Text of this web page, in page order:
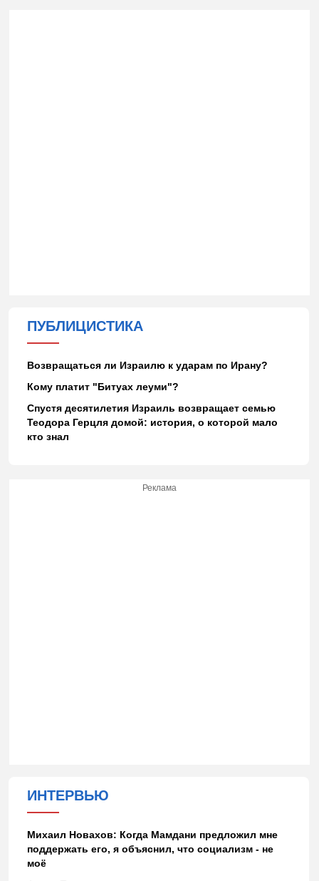
ПУБЛИЦИСТИКА
Возвращаться ли Израилю к ударам по Ирану?
Кому платит "Битуах леуми"?
Спустя десятилетия Израиль возвращает семью
Теодора Герцля домой: история, о которой мало
кто знал
Реклама
ИНТЕРВЬЮ
Михаил Новахов: Когда Мамдани предложил мне
поддержать его, я объяснил, что социализм - не
моё